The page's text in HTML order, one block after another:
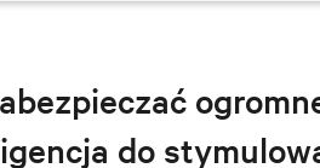
do